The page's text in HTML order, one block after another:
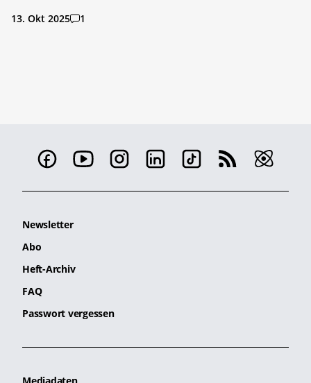
13. Okt 2025 1
Newsletter
Abo
Heft-Archiv
FAQ
Passwort vergessen